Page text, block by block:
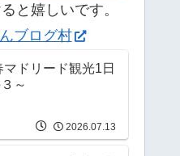
と嬉しいです。
ブログ村
ドリード観光1日
～
2026.07.13